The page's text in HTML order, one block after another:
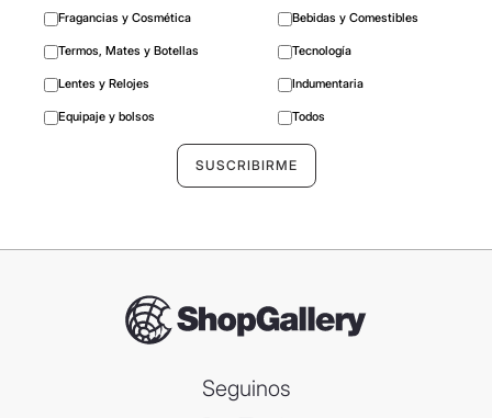
Fragancias y Cosmética Bebidas y Comestibles
Termos, Mates y Botellas Tecnología
Lentes y Relojes Indumentaria
Equipaje y bolsos Todos
Seguinos